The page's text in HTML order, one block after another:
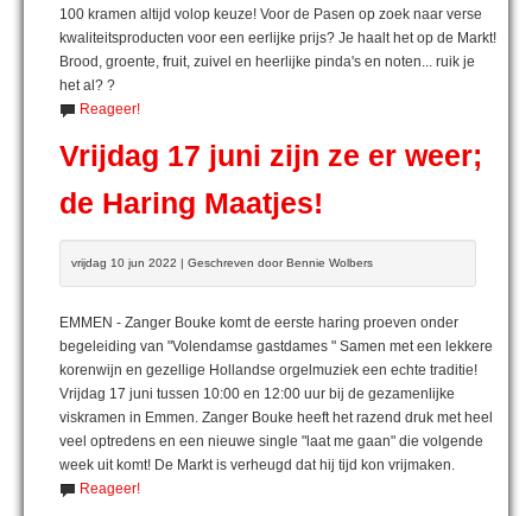
100 kramen altijd volop keuze! Voor de Pasen op zoek naar verse
kwaliteitsproducten voor een eerlijke prijs? Je haalt het op de Markt!
Brood, groente, fruit, zuivel en heerlijke pinda's en noten... ruik je
het al? ?
Reageer!
Vrijdag 17 juni zijn ze er weer;
de Haring Maatjes!
vrijdag 10 jun 2022 | Geschreven door Bennie Wolbers
EMMEN - Zanger Bouke komt de eerste haring proeven onder
begeleiding van "Volendamse gastdames " Samen met een lekkere
korenwijn en gezellige Hollandse orgelmuziek een echte traditie!
Vrijdag 17 juni tussen 10:00 en 12:00 uur bij de gezamenlijke
viskramen in Emmen. Zanger Bouke heeft het razend druk met heel
veel optredens en een nieuwe single "laat me gaan" die volgende
week uit komt! De Markt is verheugd dat hij tijd kon vrijmaken.
Reageer!